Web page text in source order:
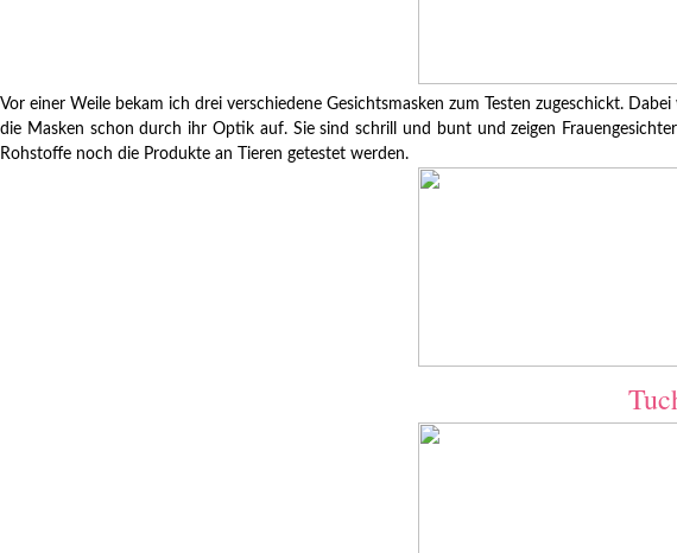
Vor einer Weile bekam ich drei verschiedene Gesichtsmasken zum Testen zugeschickt.
die Masken schon durch ihr Optik auf. Sie sind schrill und bunt und zeigen
Rohstoffe noch die Produkte an Tieren getestet werden.